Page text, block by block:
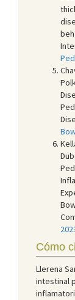
Cómo
Llerena
intestinal